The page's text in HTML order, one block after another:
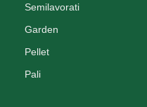
Semilavorati
Garden
Pellet
Pali